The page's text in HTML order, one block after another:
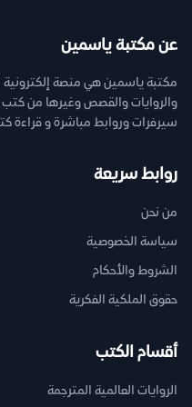
عن مكتبة ياسمين
مكتبة ياسمين هي منصة إلكترونية
سيرفرات وروابط مباشرة و قراءة
روابط سريعة
من نحن
سياسة الخصوصية
الشروط والأحكام
حقوق الملكية الفكرية
أقسام الكتب
الروايات العالمية المترجمة